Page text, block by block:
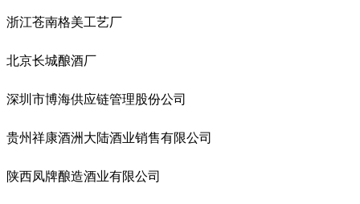
浙江苍南格美工艺厂
北京长城酿酒厂
深圳市博海供应链管理股份公司
贵州祥康酒洲大陆酒业销售有限公司
陕西凤牌酿造酒业有限公司